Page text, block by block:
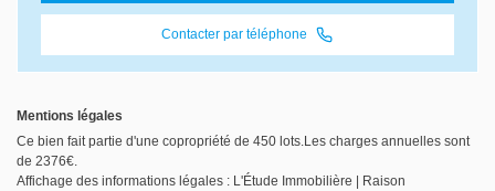
Contacter par téléphone
Mentions légales
Ce bien fait partie d'une copropriété de 450 lots.Les charges annuelles sont
de 2376€.
Affichage des informations légales : L'Étude Immobilière | Raison